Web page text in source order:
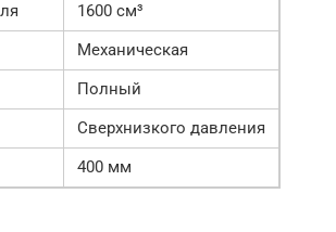
1600 см³
Механическая
Полный
Сверхнизкого давления
400 мм